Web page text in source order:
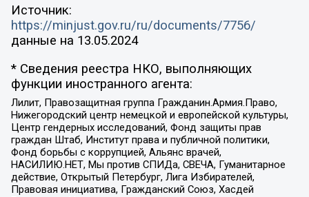
Источник:
https://minjust.gov.ru/ru/documents/7756/
данные на 13.05.2024
* Сведения реестра НКО, выполняющих
функции иностранного агента:
Лилит, Правозащитная группа Гражданин.Армия.Право,
Нижегородский центр немецкой и европейской культуры,
Центр гендерных исследований, Фонд защиты прав
граждан Штаб, Институт права и публичной политики,
Фонд борьбы с коррупцией, Альянс врачей,
НАСИЛИЮ.НЕТ, Мы против СПИДа, СВЕЧА, Гуманитарное
действие, Открытый Петербург, Лига Избирателей,
Правовая инициатива, Гражданский Союз, Хасдей